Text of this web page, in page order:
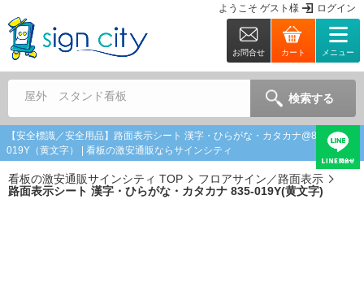
ようこそ ゲスト 様 ログイン
お問合せ カート メニュー
屋外 スタンド看板 検索する
【安全標識／安全用品】路面表示シート 漢字・ひらがな・カタカナ@835-
019Y（黄文字） | 看板の激安通販ならサインシティ
看板の激安通販サインシティ TOP
フロアサイン／路面表示
路面表示シート 漢字・ひらがな・カタカナ 835-019Y(黄文字)